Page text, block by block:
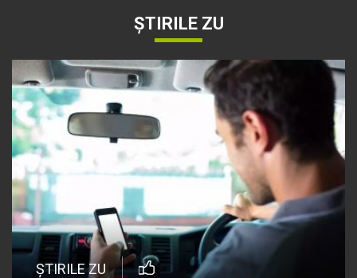
ȘTIRILE ZU
ȘTIRILE ZU